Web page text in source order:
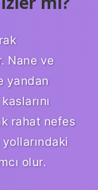
Nane ve
yandan
rahat nefes
olur.